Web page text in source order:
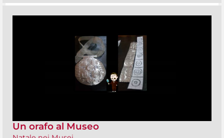
Un orafo al Museo